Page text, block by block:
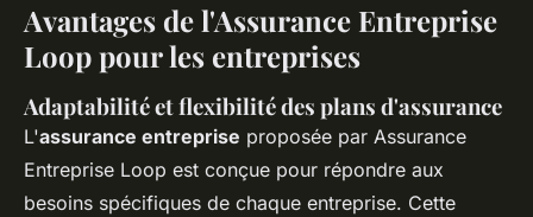
Avantages de l'Assurance Entreprise
Loop pour les entreprises
Adaptabilité et flexibilité des plans d'assurance
L'assurance entreprise proposée par Assurance
Entreprise Loop est conçue pour répondre aux
besoins spécifiques de chaque entreprise. Cette